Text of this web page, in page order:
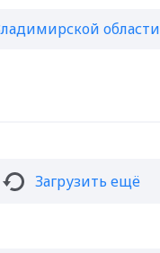
области
Загрузить ещё